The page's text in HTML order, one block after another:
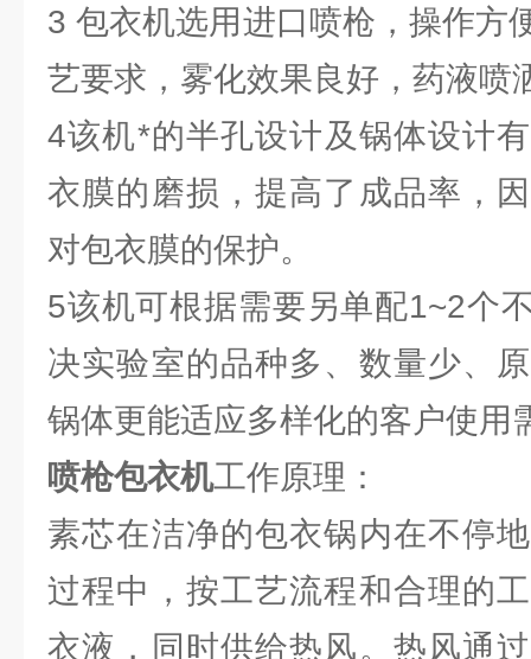
3 包衣机选用进口喷枪，操作方
艺要求，雾化效果良好，药液喷
4该机*的半孔设计及锅体设计
衣膜的磨损，提高了成品率，
对包衣膜的保护。
5该机可根据需要另单配1~2个
决实验室的品种多、数量少、
锅体更能适应多样化的客户使用
喷枪包衣机工作原理：
素芯在洁净的包衣锅内在不停
过程中，按工艺流程和合理的
衣液，同时供给热风。热风通